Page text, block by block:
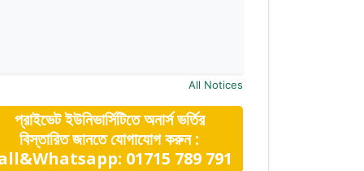
All Notices
প্রাইভেট ইউনিভার্সিটিতে অনার্স ভর্তির
বিস্তারিত জানতে যোগাযোগ করুন :
01715 789 791